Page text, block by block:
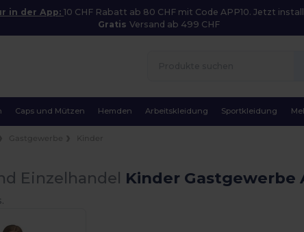
in der App:10 CHF Rabatt ab 80 CHF mit Code APP10. Jetzt
Gratis Versand ab 499 CHF
Caps und Mützen Hemden Arbeitskleidung Sportkleidung
Einzelhandel Kinder